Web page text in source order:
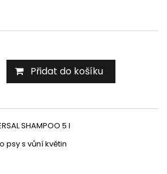
Přidat do košíku
SHAMPOO 5 l
psy s vůní květin